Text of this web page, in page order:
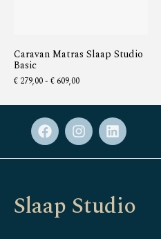
Caravan Matras Slaap Studio
Basic
€ 279,00- € 609,00
Slaap Studio